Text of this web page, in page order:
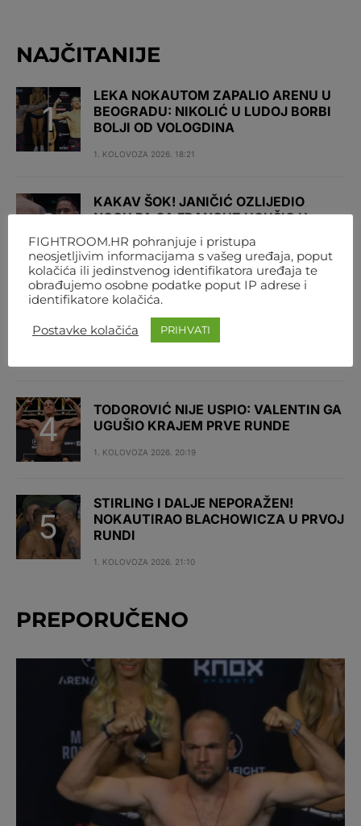
NAJČITANIJE
LEKA NOKAUTOM ZAPALIO ARENU U
BEOGRADU: NIKOLIĆ U LUDOJ BORBI
BOLJI OD VOLOGDINA
1. KOLOVOZA 2026. 18:21
KAKAV ŠOK! JANIČIĆ OZLIJEDIO
NOGU PA GA FRANCUZ UGUŠIO U
PRVOJ RUNDI
1. KOLOVOZA 2026. 19:41
NOKAUTIRAO ČEPU U PRVOJ RUNDI
TODOROVIĆ NIJE USPIO: VALENTIN GA
UGUŠIO KRAJEM PRVE RUNDE
1. KOLOVOZA 2026. 20:19
STIRLING I DALJE NEPORAŽEN!
NOKAUTIRAO BLACHOWICZA U PRVOJ
RUNDI
1. KOLOVOZA 2026. 21:10
PREPORUČENO
FIGHTROOM.HR pohranjuje i pristupa
neosjetljivim informacijama s vašeg uređaja, poput
kolačića ili jedinstvenog identifikatora uređaja te
obrađujemo osobne podatke poput IP adrese i
identifikatore kolačića.
Postavke kolačića PRIHVATI